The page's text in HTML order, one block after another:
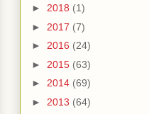
► 2018 (1)
► 2017 (7)
► 2016 (24)
► 2015 (63)
► 2014 (69)
► 2013 (64)